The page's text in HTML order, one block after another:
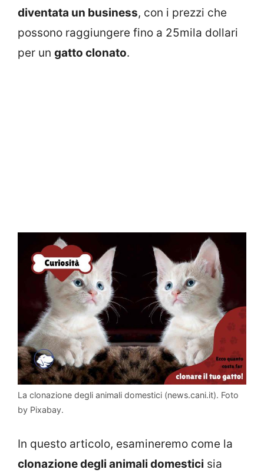
diventata un business, con i prezzi che
possono raggiungere fino a 25mila dollari
per un gatto clonato.
La clonazione degli animali domestici (news.cani.it). Foto
by Pixabay.
In questo articolo, esamineremo come la
clonazione degli animali domestici sia